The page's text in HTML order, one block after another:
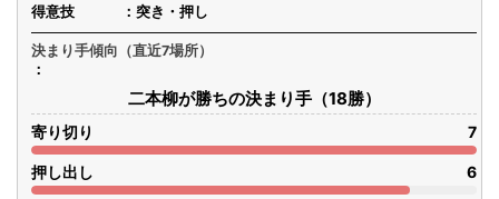
得意技
突き・押し
決まり手傾向（直近7場所）
二本柳が勝ちの決まり手（18勝）
寄り切り 7
押し出し 6